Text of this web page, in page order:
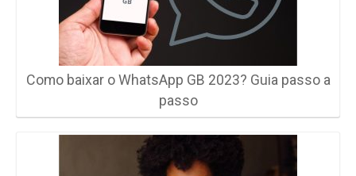
Como baixar o WhatsApp GB 2023? Guia passo a
passo